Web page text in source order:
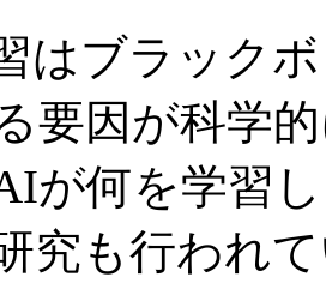
はブラック
要因が科学
が何を学習
究も行われ